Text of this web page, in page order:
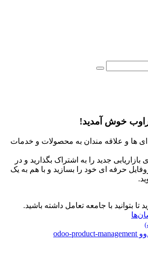
خوش آمدید!
ای ها و علاقه مندان به محصولات و خدمات
بازاریابی جدید را به اشتراک بگذارید و در
حرفه ای خود را بسازید و با هم به یک
تا بتوانید با جامعه تعامل داشته باشید.
odoo-product-management